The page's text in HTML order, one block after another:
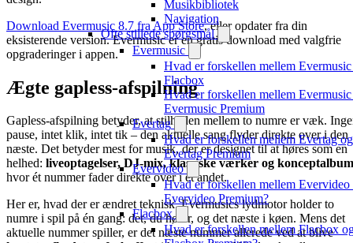
Musikbibliotek
Navigation
Ofte stillede spørgsmål
Evermusic
Hvad er forskellen mellem
Flacbox
Hvad er forskellen mellem
Evermusic Premium
Evertag
Hvad er forskellen mellem Evertag og
Evertag Premium
Evervideo
Hvad er forskellen mellem Evervideo
Evervideo Premium?
Flacbox
Hvad er forskellen mellem Flacbox
Download Evermusic 8.7 fra App Store, eller opdater fra din
eksisterende version. Evermusic er en gratis download med valgfrie
opgraderinger i appen.
Ægte gapless-afspilning
Gapless-afspilning betyder, at stilheden mellem to numre er væk.
pause, intet klik, intet tik – den aktuelle sang flyder direkte over i den
næste. Det betyder mest for musik, der er designet til at høres som en
helhed: liveoptagelser, DJ-mix, klassiske værker og konceptalbum
hvor ét nummer fader direkte over i et andet.
Her er, hvad der er ændret teknisk. Evermusics lydmotor holder to
numre i spil på én gang: det, du hører, og det næste i køen. Mens det
aktuelle nummer spiller, er det næste nummer allerede ved at blive